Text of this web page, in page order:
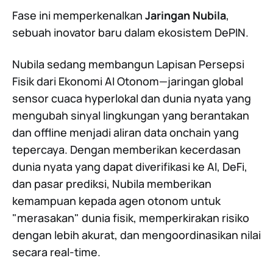
Fase ini memperkenalkan Jaringan Nubila,
sebuah inovator baru dalam ekosistem DePIN.
Nubila sedang membangun Lapisan Persepsi
Fisik dari Ekonomi AI Otonom—jaringan global
sensor cuaca hyperlokal dan dunia nyata yang
mengubah sinyal lingkungan yang berantakan
dan offline menjadi aliran data onchain yang
tepercaya. Dengan memberikan kecerdasan
dunia nyata yang dapat diverifikasi ke AI, DeFi,
dan pasar prediksi, Nubila memberikan
kemampuan kepada agen otonom untuk
"merasakan" dunia fisik, memperkirakan risiko
dengan lebih akurat, dan mengoordinasikan nilai
secara real-time.